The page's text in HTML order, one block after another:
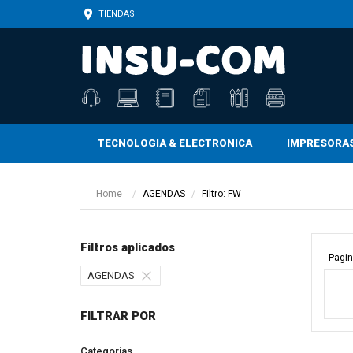
TIENDAS
TECNOLOGIA & ELECTRONICA
Home AGENDAS Filtro: FW
Filtros aplicados
AGENDAS
FILTRAR POR